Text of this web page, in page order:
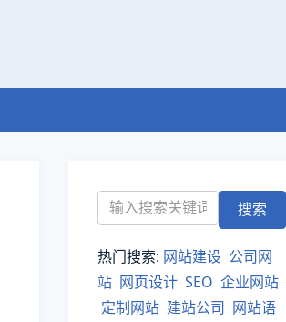
热门搜索: 网站建设 公司网
站 网页设计 SEO 企业网站
定制网站 建站公司 网站语